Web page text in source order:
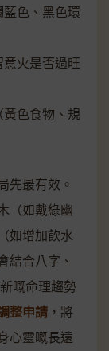
藍色、黑色環
意火是否過旺
黃色食物、規
先最有效。
（如戴綠幽
如增加飲水
結合八字、
嘅命理趨勢
整申請 ，將
心靈嘅長遠